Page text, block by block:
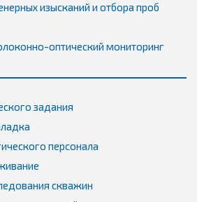
изысканий и отбора проб
оптический мониторинг
задания
персонала
скважин